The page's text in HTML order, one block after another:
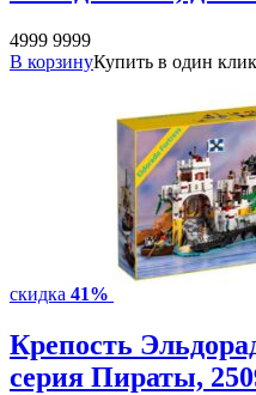
4999 9999
В корзинуКупить в один клик
скидка 41%
Крепость
серия Пираты,